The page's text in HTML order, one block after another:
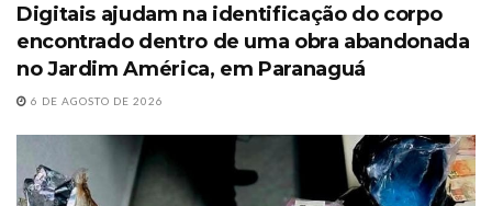
Digitais ajudam na identificação do corpo
encontrado dentro de uma obra abandonada
no Jardim América, em Paranaguá
6 DE AGOSTO DE 2026